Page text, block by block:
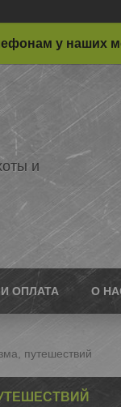
у наших
и
ОПЛАТА О
путешествий